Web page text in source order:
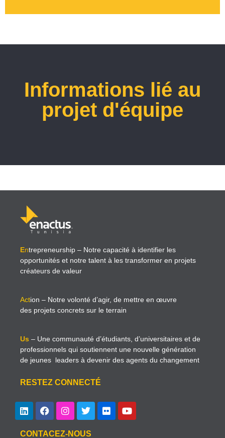
Informations lié au
projet d'équipe
Entrepreneurship – Notre capacité à identifier les
opportunités et notre talent à les transformer en projets
créateurs de valeur
Action – Notre volonté d’agir, de mettre en œuvre
des projets concrets sur le terrain
Us – Une communauté d’étudiants, d’universitaires et de
professionnels qui soutiennent une nouvelle génération
de jeunes leaders à devenir des agents du changement
RESTEZ CONNECTÉ
CONTACEZ-NOUS